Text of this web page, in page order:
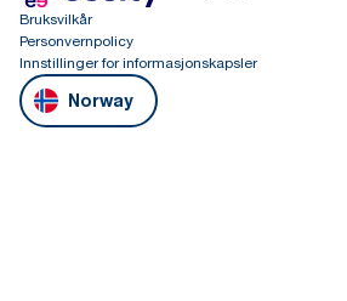
Bruksvilkår
Personvernpolicy
Innstillinger for informasjonskapsler
Norway